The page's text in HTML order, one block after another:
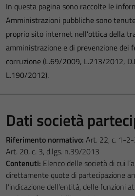
In questa pagina sono raccolte le
Amministrazioni pubbliche sono
proprio sito internet nell’ottica della
amministrazione e di prevenzione dei
corruzione (L.69/2009, L.213/2012,
L.190/2012).
Dati società
Riferimento normativo: Art. 22, c. 1-
Art. 20, c. 3, d.lgs. n.39/2013
Contenuti: Elenco delle società di cui
direttamente quote di partecipazione
l’indicazione dell’entità, delle funzioni